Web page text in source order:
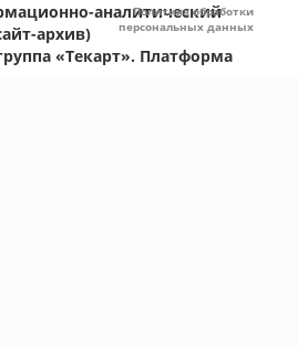
аналитический
архив)
«Текарт». Платформа
Политика обработки
персональных данных